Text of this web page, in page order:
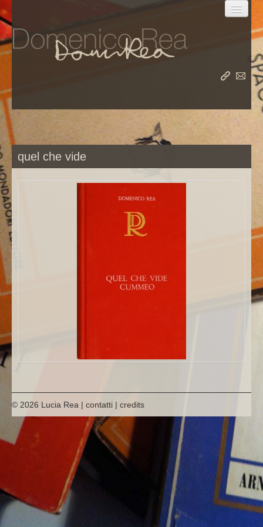
le opere
il meridiano
album
hanno scritto di lui
quel che vide
© 2026 Lucia Rea | contatti | credits